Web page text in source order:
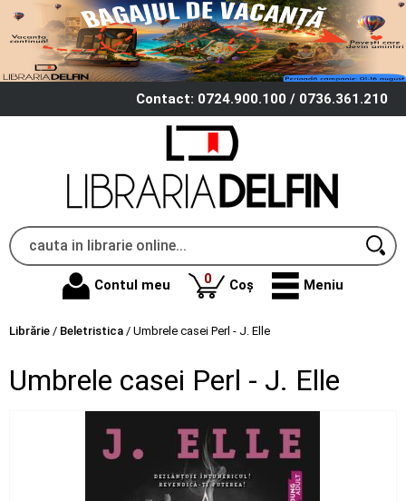
Contact: 0724.900.100 / 0736.361.210
Contul meu 0produse
Coș Meniu
Librărie / Beletristica / Umbrele casei Perl - J. Elle
Umbrele casei Perl - J. Elle